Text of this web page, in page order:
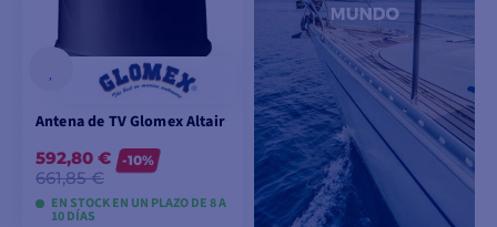
Antena de TV Glomex Altair
592,80 €
661,85 €
-10%
EN STOCK EN UN PLAZO DE 8 A
10 DÍAS